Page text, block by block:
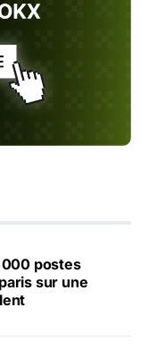
000 postes
sur une